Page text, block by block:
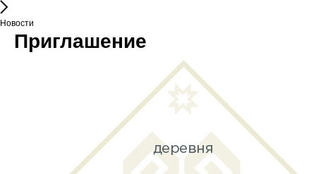
Новости
Приглашение